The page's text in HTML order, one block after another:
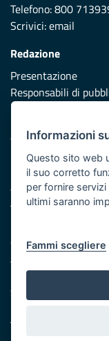
Telefono: 800
Scrivici:email
Redazione
Presentazione
Responsabili di
Vai al sito di
Iniziativa finanziata
Asse XI
Cookie e privacy
Atti di notifica
Feed RSS
Servizi Intranet
Informazioni
Questo sito web
il suo corretto
per fornire
ultimi saranno
Fammi scegliere